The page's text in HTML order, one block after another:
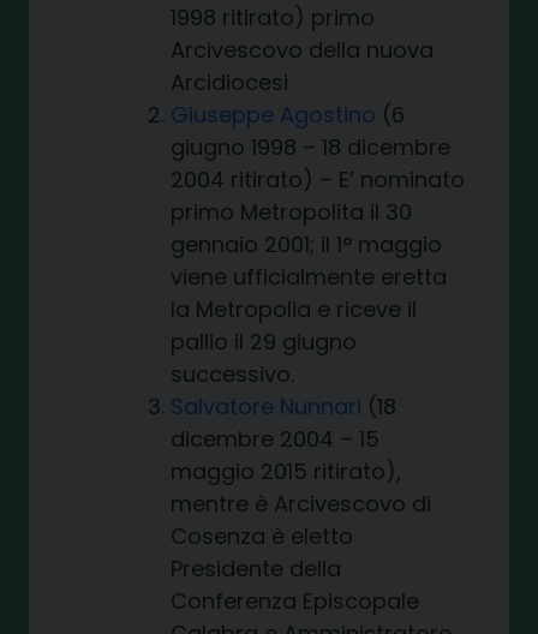
1998 ritirato) primo
Arcivescovo della nuova
Arcidiocesi
Giuseppe Agostino (6
giugno 1998 – 18 dicembre
2004 ritirato) – E’ nominato
primo Metropolita il 30
gennaio 2001; il 1° maggio
viene ufficialmente eretta
la Metropolia e riceve il
pallio il 29 giugno
successivo.
Salvatore Nunnari (18
dicembre 2004 – 15
maggio 2015 ritirato),
mentre è Arcivescovo di
Cosenza è eletto
Presidente della
Conferenza Episcopale